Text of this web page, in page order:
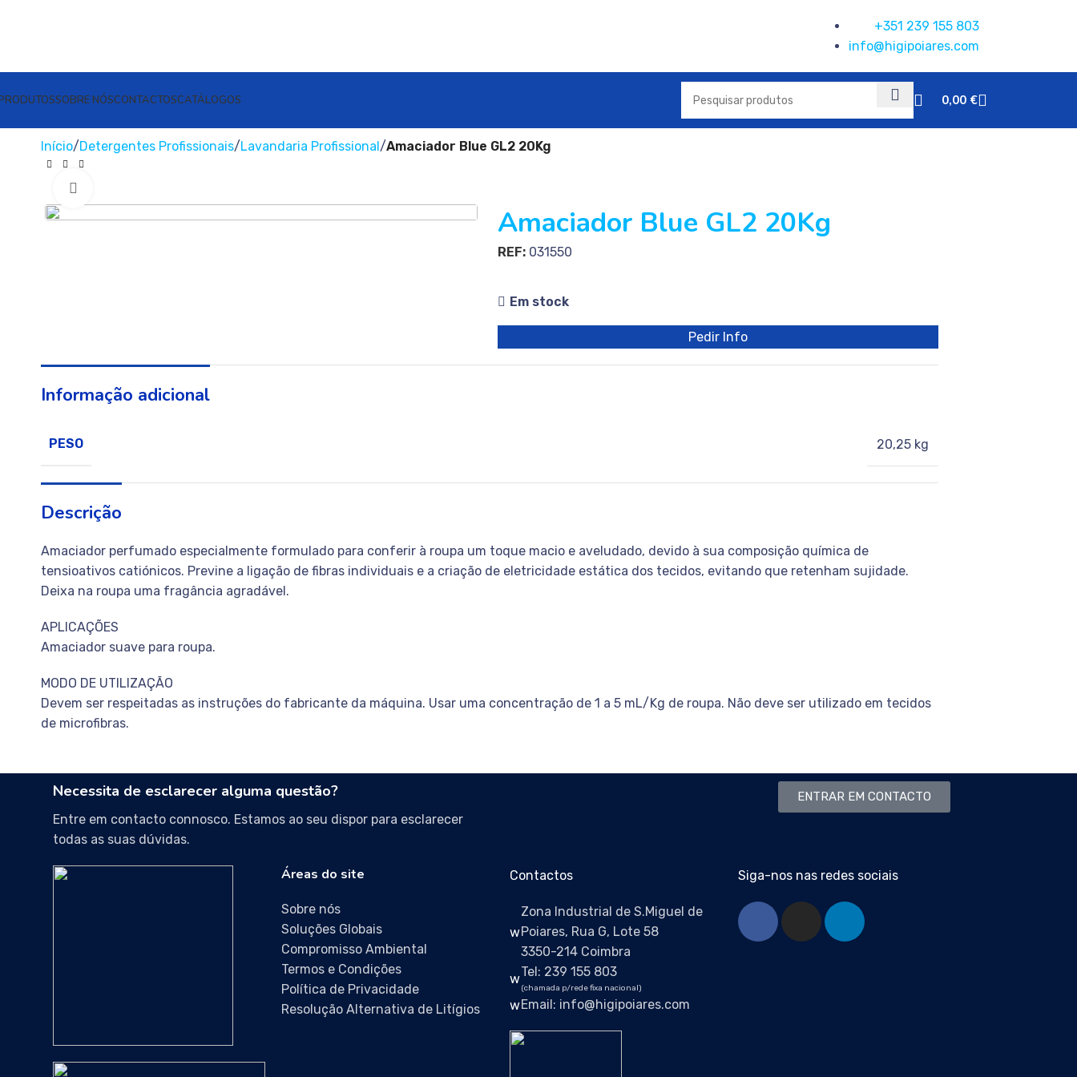
+351 239 155 803
info@higipoiares.com
SOBRE NÓSCONTACTOSCATÁLOGOS 0,00 €
Início Detergentes Profissionais Lavandaria Profissional Amaciador Blue GL2 20Kg
Amaciador Blue GL2 20Kg
REF: 031550
Em stock
Pedir Info
Informação adicional
PESO 20,25 kg
Descrição
Amaciador perfumado especialmente formulado para conferir à roupa um toque macio e aveludado, devido à sua composição química de
tensioativos catiónicos. Previne a ligação de fibras individuais e a criação de eletricidade estática dos tecidos, evitando que retenham sujidade.
Deixa na roupa uma fragância agradável.
APLICAÇÕES
Amaciador suave para roupa.
MODO DE UTILIZAÇÃO
Devem ser respeitadas as instruções do fabricante da máquina. Usar uma concentração de 1 a 5 mL/Kg de roupa. Não deve ser utilizado em tecidos
de microfibras.
Necessita de esclarecer alguma questão?
Entre em contacto connosco. Estamos ao seu dispor para esclarecer
todas as suas dúvidas.
ENTRAR EM CONTACTO
Áreas do site
Sobre nós
Soluções Globais
Compromisso Ambiental
Termos e Condições
Política de Privacidade
Resolução Alternativa de Litígios
Contactos
Zona Industrial de S.Miguel de
Poiares, Rua G, Lote 58
3350-214 Coimbra
Tel: 239 155 803
(chamada p/rede fixa nacional)
Email: info@higipoiares.com
Siga-nos nas redes sociais